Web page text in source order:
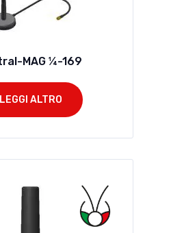
MAG ¼-169
LEGGI ALTRO